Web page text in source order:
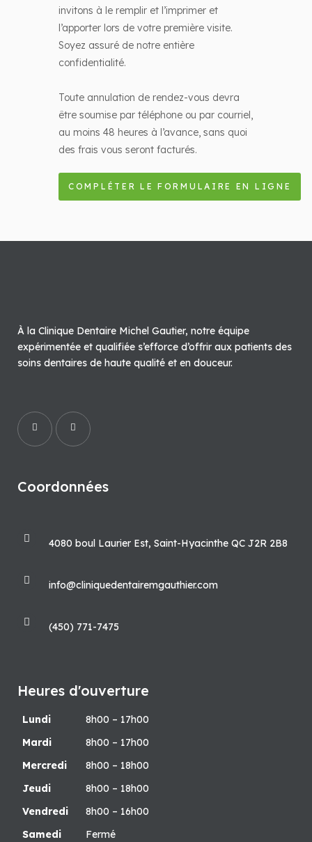
invitons à le remplir et l’imprimer et
l’apporter lors de votre première visite.
Soyez assuré de notre entière
confidentialité.
Toute annulation de rendez-vous devra
être soumise par téléphone ou par courriel,
au moins 48 heures à l’avance, sans quoi
des frais vous seront facturés.
COMPLÉTER LE FORMULAIRE EN LIGNE
À la Clinique Dentaire Michel Gautier, notre équipe
expérimentée et qualifiée s’efforce d’offrir aux patients des
soins dentaires de haute qualité et en douceur.
Coordonnées
4080 boul Laurier Est, Saint-Hyacinthe QC J2R 2B8
info@cliniquedentairemgauthier.com
(450) 771-7475
Heures d'ouverture
Lundi
8h00 – 17h00
Mardi
8h00 – 17h00
Mercredi
8h00 – 18h00
Jeudi
8h00 – 18h00
Vendredi
8h00 – 16h00
Samedi
Fermé